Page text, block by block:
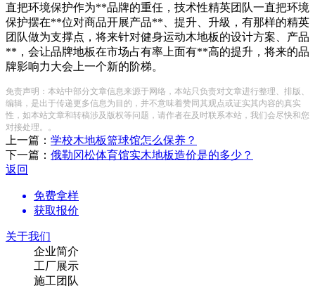
直把环境保护作为**品牌的重任，技术性精英团队一直把环境
保护摆在**位对商品开展产品**、提升、升級，有那样的精英
团队做为支撑点，将来针对健身运动木地板的设计方案、产品
**，会让品牌地板在市场占有率上面有**高的提升，将来的品
牌影响力大会上一个新的阶梯。
免责声明：本站中部分文章信息来源于网络，本站只负责对文章进行整理、排版、
编辑，是出于传递更多信息为目的，并不意味着赞同其观点或证实其内容的真实
性，如本站文章和转稿涉及版权等问题，请作者在及时联系本站，我们会尽快和您
对接处理。。
上一篇： 学校木地板篮球馆怎么保养？
下一篇： 俄勒冈松体育馆实木地板造价是的多少？
返回
免费拿样
获取报价
关于我们
企业简介
工厂展示
施工团队